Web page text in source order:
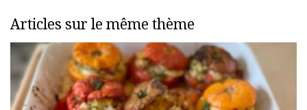
Articles sur le même thème